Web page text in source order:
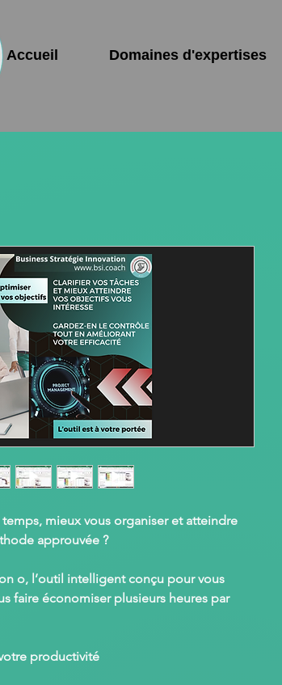
Accueil Domaines d'expertises
mieux vous organiser et atteindre
approuvée ?
o, l’outil intelligent conçu pour vous
faire économiser plusieurs heures par
productivité